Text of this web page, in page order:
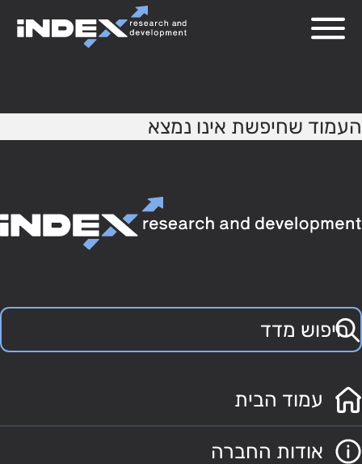
העמוד שחיפשת אינו נמצא
עמוד הבית
אודות החברה